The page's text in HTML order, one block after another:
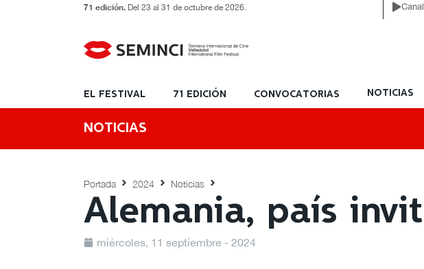
71 edición. Del 23 al 31 de octubre de 2026.
EL FESTIVAL 71 EDICIÓN CONVOCATORIAS NOTICIAS
NOTICIAS
Portada 2024 Noticias
Alemania, país
miércoles, 11 septiembre - 2024